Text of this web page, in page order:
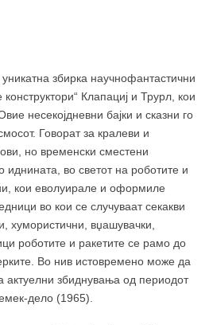
уникатна збирка научнофантастични
конструктори“ Клапациј и Трурл, кои
несекојдневни бајки и сказни го
Говорат за кралеви и
но временски сместени
иднината, во светот на роботите и
кои еволуирале и оформиле
во кои се случуваат секакви
хумористични, вџашувачки,
роботите и ракетите се рамо до
Во нив истовремено може да
актуелни збиднувања од периодот
дело (1965).